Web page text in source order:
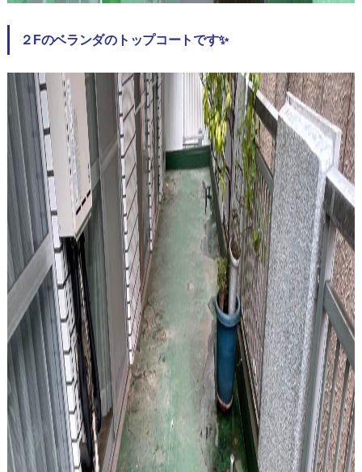
２Fのベランダのトップコートです✨